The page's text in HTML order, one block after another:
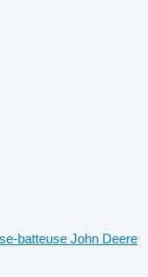
batteuse John Deere